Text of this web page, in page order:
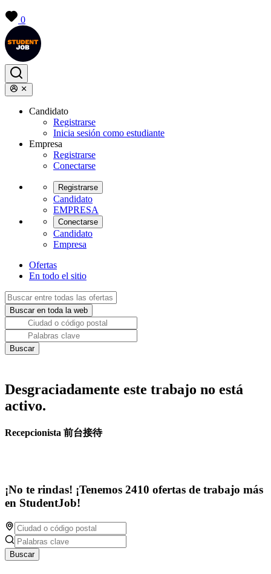
0
Candidato
Registrarse
Inicia sesión como estudiante
Empresa
Registrarse
Conectarse
Registrarse
Candidato
EMPRESA
Conectarse
Candidato
Empresa
Ofertas
En todo el sitio
Desgraciadamente este trabajo no está
activo.
Recepcionista 前台接待
¡No te rindas! ¡Tenemos 2410 ofertas de trabajo más
en StudentJob!
Buscar